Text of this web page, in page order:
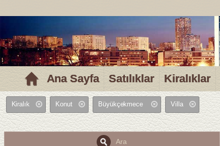
Ana Sayfa Satılıklar Kiralıklar
Kiralık Konut Büyükçekmece Villa
Ara